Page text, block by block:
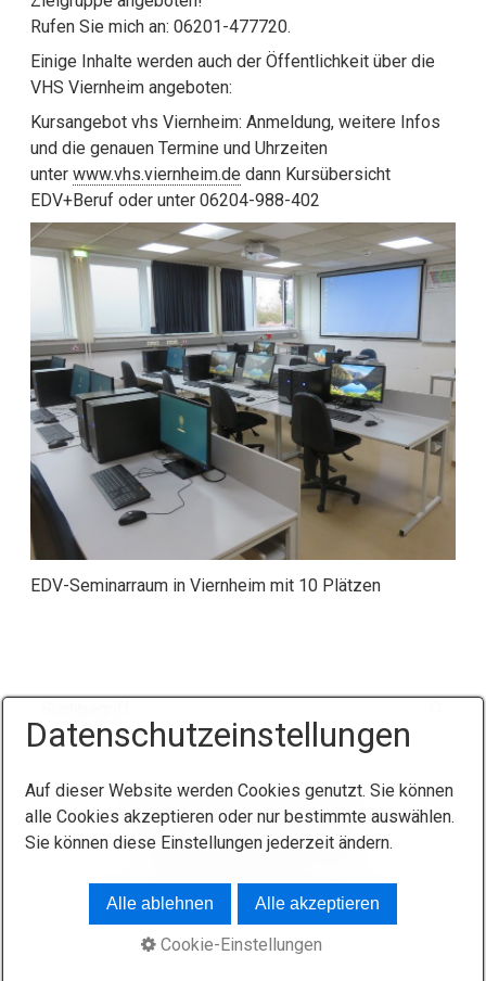
Rufen Sie mich an: 06201-477720.
Einige Inhalte werden auch der Öffentlichkeit über die
VHS Viernheim angeboten:
Kursangebot vhs Viernheim: Anmeldung, weitere Infos
und die genauen Termine und Uhrzeiten
unterwww.vhs.viernheim.de dann Kursübersicht
EDV+Beruf oder unter 06204-988-402
EDV-Seminarraum in Viernheim mit 10 Plätzen
Startseite Kontakt
Impressum
Datenschutzerklärung
AGB
© 2026 INGENIEURBÜRO ROGER PFAFF
Datenschutzeinstellungen
Auf dieser Website werden Cookies genutzt. Sie können
alle Cookies akzeptieren oder nur bestimmte auswählen.
Sie können diese Einstellungen jederzeit ändern.
Alle ablehnen Alle akzeptieren
Cookie-Einstellungen